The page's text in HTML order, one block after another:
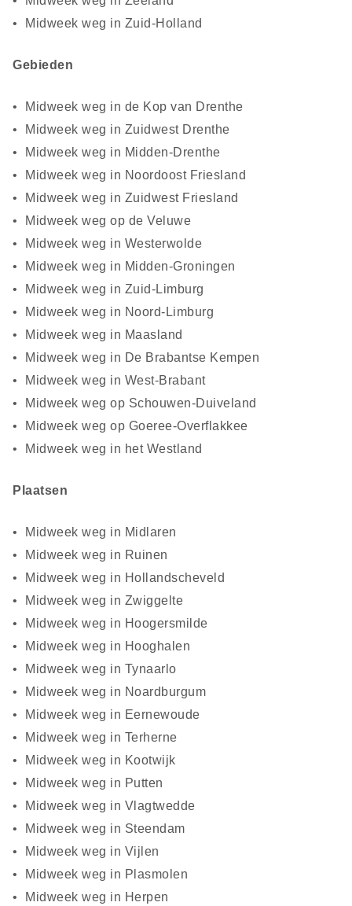
Midweek weg in Zuid-Holland
Gebieden
Midweek weg in de Kop van Drenthe
Midweek weg in Zuidwest Drenthe
Midweek weg in Midden-Drenthe
Midweek weg in Noordoost Friesland
Midweek weg in Zuidwest Friesland
Midweek weg op de Veluwe
Midweek weg in Westerwolde
Midweek weg in Midden-Groningen
Midweek weg in Zuid-Limburg
Midweek weg in Noord-Limburg
Midweek weg in Maasland
Midweek weg in De Brabantse Kempen
Midweek weg in West-Brabant
Midweek weg op Schouwen-Duiveland
Midweek weg op Goeree-Overflakkee
Midweek weg in het Westland
Plaatsen
Midweek weg in Midlaren
Midweek weg in Ruinen
Midweek weg in Hollandscheveld
Midweek weg in Zwiggelte
Midweek weg in Hoogersmilde
Midweek weg in Hooghalen
Midweek weg in Tynaarlo
Midweek weg in Noardburgum
Midweek weg in Eernewoude
Midweek weg in Terherne
Midweek weg in Kootwijk
Midweek weg in Putten
Midweek weg in Vlagtwedde
Midweek weg in Steendam
Midweek weg in Vijlen
Midweek weg in Plasmolen
Midweek weg in Herpen